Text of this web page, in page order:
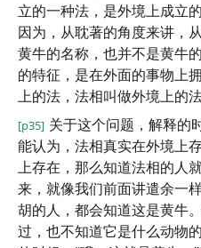
立的一种法，是外境上成立
因为，从耽著的角度来讲，
黄牛的名称，也并不是黄牛
的特征，是在外面的事物上
上的法，法相叫做外境上的法
[p35] 关于这个问题，解释的
能认为，法相真实在外境上
上存在，那么知道法相的人
来，就像我们前面讲遣余一
胡的人，都会知道这是黄牛
过，也不知道它是什么动物